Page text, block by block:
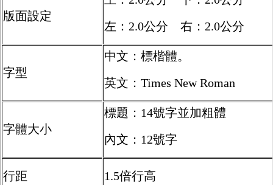
版面設定
左：2.0公分 右：2.0公分
字型
中文：標楷體。
英文：Times New Roman
字體大小
標題：14號字並加粗體
內文：12號字
行距 1.5倍行高